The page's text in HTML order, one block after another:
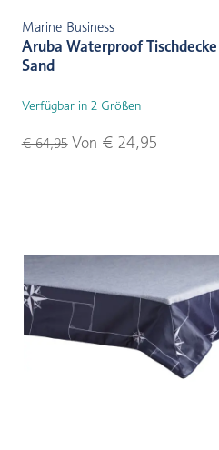
Marine Business
Aruba Waterproof Tischdecke
Sand
Verfügbar in 2 Größen
€ 64,95Von € 24,95